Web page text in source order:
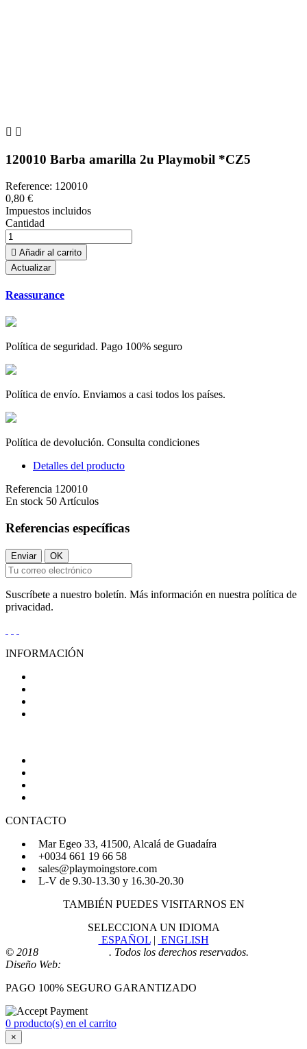
 
120010 Barba amarilla 2u Playmobil *CZ5
Reference: 120010
0,80 €
Impuestos incluidos
Cantidad
 Añadir al carrito
Reassurance
Política de seguridad. Pago 100% seguro
Política de envío. Enviamos a casi todos los países.
Política de devolución. Consulta condiciones
Detalles del producto
Referencia 120010
En stock 50 Artículos
Referencias específicas
Suscríbete a nuestro boletín. Más información en nuestra política de
privacidad.
INFORMACIÓN
CONTACTO
Mar Egeo 33, 41500, Alcalá de Guadaíra
+0034 661 19 66 58
sales@playmoingstore.com
L-V de 9.30-13.30 y 16.30-20.30
TAMBIÉN PUEDES VISITARNOS EN
SELECCIONA UN IDIOMA
ESPAÑOL| ENGLISH
© 2018
. Todos los derechos reservados.
Diseño Web:
PAGO 100% SEGURO GARANTIZADO
0 producto(s) en el carrito
×